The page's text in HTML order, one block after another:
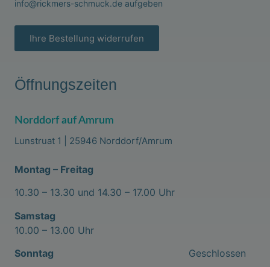
info@rickmers-schmuck.deaufgeben
Ihre Bestellung widerrufen
Öffnungszeiten
Norddorf auf Amrum
Lunstruat 1 | 25946 Norddorf/Amrum
Montag – Freitag
10.30 – 13.30 und 14.30 – 17.00 Uhr
Samstag
10.00 – 13.00 Uhr
Sonntag Geschlossen